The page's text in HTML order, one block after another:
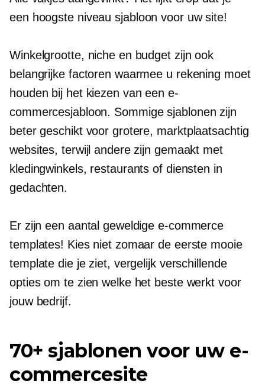
een hoogste niveau sjabloon voor uw site!
Winkelgrootte, niche en budget zijn ook
belangrijke factoren waarmee u rekening moet
houden bij het kiezen van een e-
commercesjabloon. Sommige sjablonen zijn
beter geschikt voor grotere, marktplaatsachtig
websites, terwijl andere zijn gemaakt met
kledingwinkels, restaurants of diensten in
gedachten.
Er zijn een aantal geweldige e-commerce
templates! Kies niet zomaar de eerste mooie
template die je ziet, vergelijk verschillende
opties om te zien welke het beste werkt voor
jouw bedrijf.
70+ sjablonen voor uw e-
commercesite